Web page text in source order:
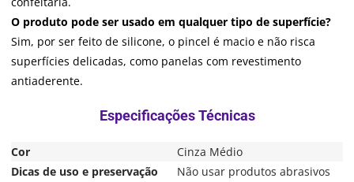
O produto pode ser usado em qualquer tipo de superfície?
Sim, por ser feito de silicone, o pincel é macio e não risca
superfícies delicadas, como panelas com revestimento
antiaderente.
Cor
Cinza Médio
Dicas de uso e preservação
Não usar produtos abrasivos